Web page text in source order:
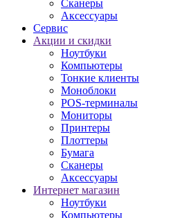
Сканеры
Аксессуары
Сервис
Акции и скидки
Ноутбуки
Компьютеры
Тонкие клиенты
Моноблоки
POS-терминалы
Мониторы
Принтеры
Плоттеры
Бумага
Сканеры
Аксессуары
Интернет магазин
Ноутбуки
Компьютеры